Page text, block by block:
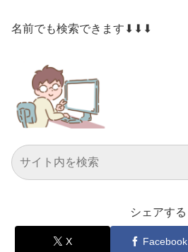
名前でも検索できます⬇⬇⬇
シェアする
X Facebook